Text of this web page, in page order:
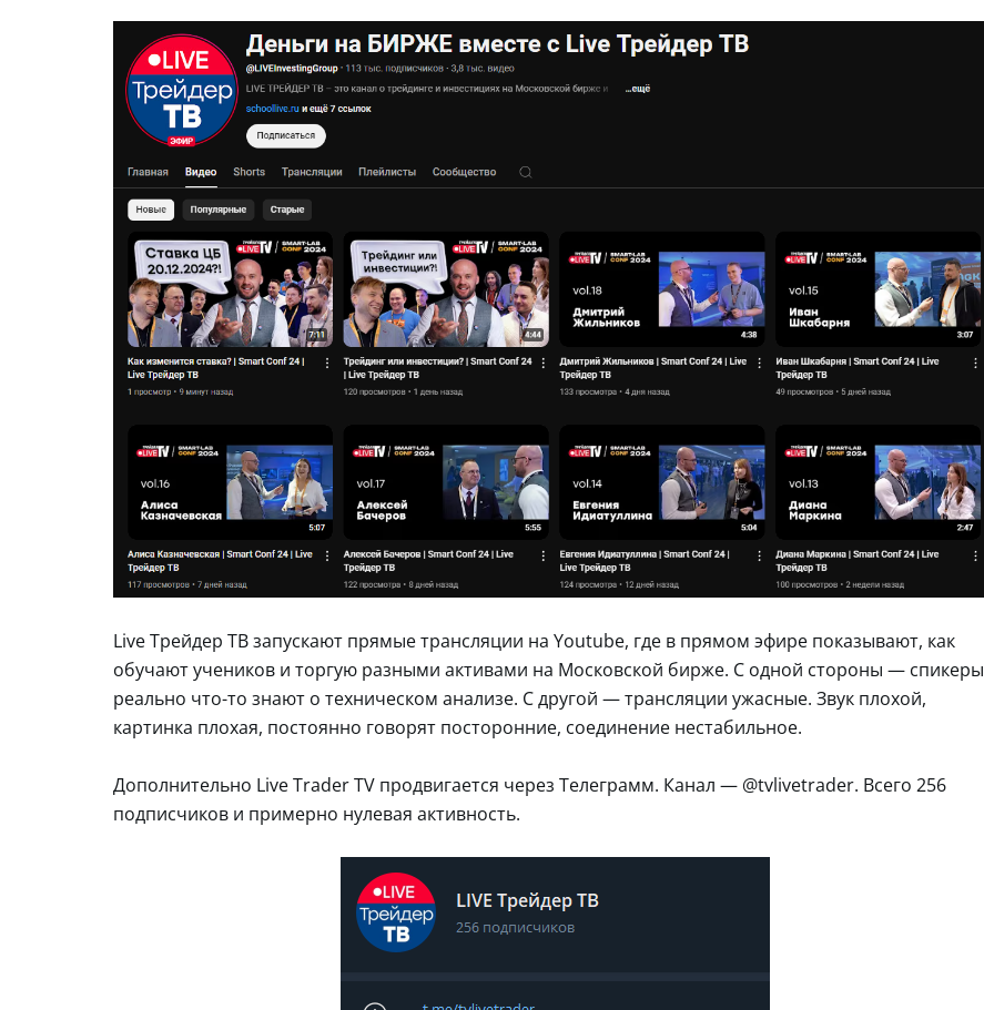
Live Трейдер ТВ запускают прямые трансляции на Youtube, где в прямом эфире показывают, как
обучают учеников и торгую разными активами на Московской бирже. С одной стороны — спикеры
реально что-то знают о техническом анализе. С другой — трансляции ужасные. Звук плохой,
картинка плохая, постоянно говорят посторонние, соединение нестабильное.
Дополнительно Live Trader TV продвигается через Телеграмм. Канал — @tvlivetrader. Всего 256
подписчиков и примерно нулевая активность.